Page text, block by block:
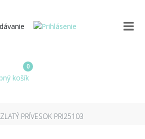
0
ZLATÝ PRÍVESOK PRI25103